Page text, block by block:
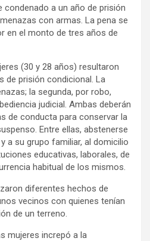
condenado a un año de prisión
con armas. La pena se
en el monto de tres años de
(30 y 28 años) resultaron
de prisión condicional. La
la segunda, por robo,
judicial. Ambas deberán
de conducta para conservar la
Entre ellas, abstenerse
a su grupo familiar, al domicilio
educativas, laborales, de
habitual de los mismos.
diferentes hechos de
vecinos con quienes tenían
de un terreno.
mujeres increpó a la